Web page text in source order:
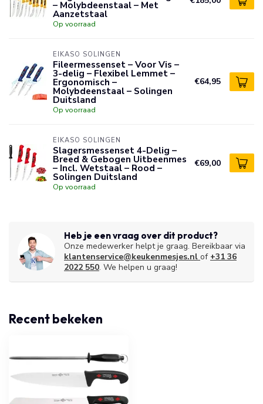
– Molybdeenstaal – Met
Aanzetstaal
Op voorraad
EIKASO SOLINGEN
Fileermessenset – Voor Vis –
3-delig – Flexibel Lemmet –
Ergonomisch –
Molybdeenstaal – Solingen
Duitsland
Op voorraad
€64,95
EIKASO SOLINGEN
Slagersmessenset 4-Delig –
Breed & Gebogen Uitbeenmes
– Incl. Wetstaal – Rood –
Solingen Duitsland
Op voorraad
€69,00
Heb je een vraag over dit product?
Onze medewerker helpt je graag. Bereikbaar via
klantenservice@keukenmesjes.nl of +31 36
2022 550. We helpen u graag!
Recent bekeken